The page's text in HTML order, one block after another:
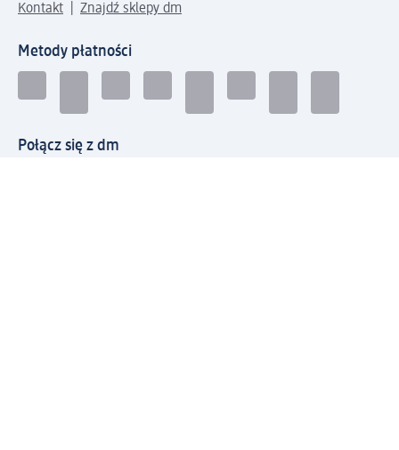
Kontakt
Znajdź sklepy dm
Metody płatności
Połącz się z dm